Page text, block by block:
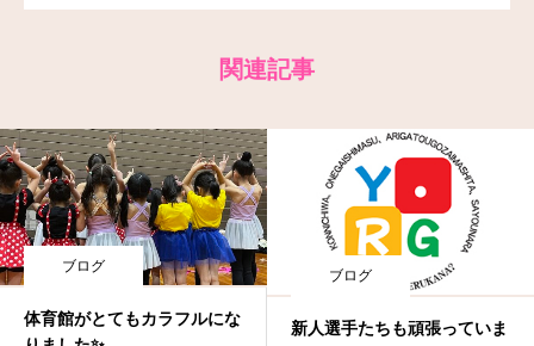
関連記事
ブログ
体育館がとてもカラフルにな
ブログ
新人選手たちも頑張っていま